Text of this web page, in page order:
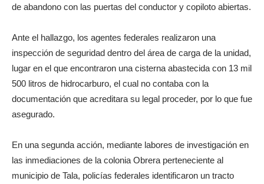
de abandono con las puertas del conductor y copiloto abiertas.
Ante el hallazgo, los agentes federales realizaron una
inspección de seguridad dentro del área de carga de la unidad,
lugar en el que encontraron una cisterna abastecida con 13 mil
500 litros de hidrocarburo, el cual no contaba con la
documentación que acreditara su legal proceder, por lo que fue
asegurado.
En una segunda acción, mediante labores de investigación en
las inmediaciones de la colonia Obrera perteneciente al
municipio de Tala, policías federales identificaron un tracto